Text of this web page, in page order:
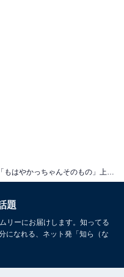
題
リーにお届けします。知ってる
になれる、ネット発「知ら（な